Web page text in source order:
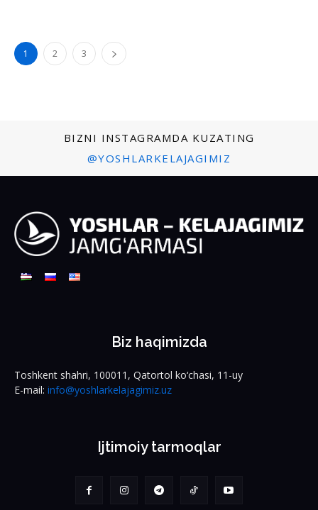
1 2 3
BIZNI INSTAGRAMDA KUZATING
@YOSHLARKELAJAGIMIZ
Biz haqimizda
Toshkent shahri, 100011, Qatortol ko‘chasi, 11-uy
E-mail: info@yoshlarkelajagimiz.uz
Ijtimoiy tarmoqlar